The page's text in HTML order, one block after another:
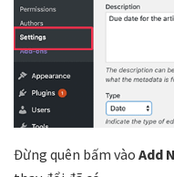
Đừng quên bấm vào Add